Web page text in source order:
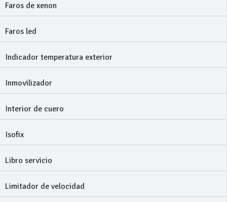
Faros de xenon
Faros led
Indicador temperatura exterior
Inmovilizador
Interior de cuero
Isofix
Libro servicio
Limitador de velocidad